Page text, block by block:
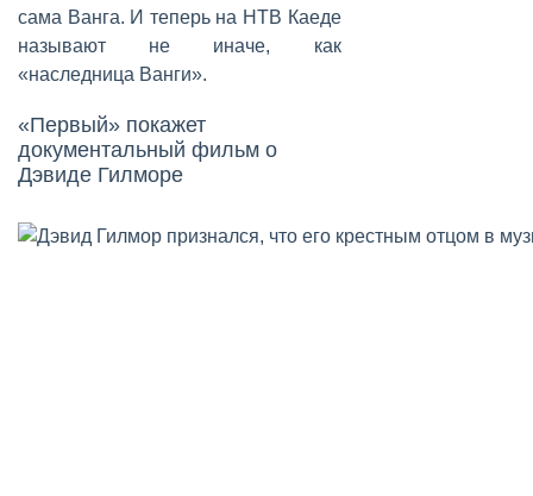
сама Ванга. И теперь на НТВ Каеде
называют не иначе, как
«наследница Ванги».
«Первый» покажет
документальный фильм о
Дэвиде Гилморе